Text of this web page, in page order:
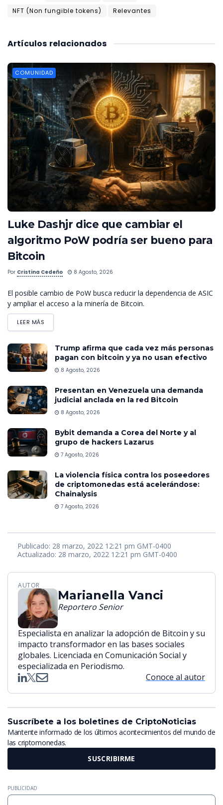
NFT (Non fungible tokens) Relevantes
relacionados
Artículos
COMUNIDAD
Luke Dashjr dice que cambiar el
algoritmo PoW podría ser bueno para
Bitcoin
Por Cristina Cedeño 8 Agosto, 2026
El posible cambio de PoW busca reducir la dependencia de ASIC
y ampliar el acceso a la minería de Bitcoin.
LEER MÁS
Trump afirma que cada vez más personas
pagan con bitcoin y ya no usan efectivo
8 Agosto, 2026
Presentan en Venezuela una demanda
judicial anclada en la red Bitcoin
8 Agosto, 2026
Bybit demanda a Corea del Norte y al
grupo de hackers Lazarus
7 Agosto, 2026
La violencia física contra los poseedores
de criptomonedas está acelerándose:
Chainalysis
7 Agosto, 2026
Publicado: 28 marzo, 2022 12:21 pm GMT-0400
Actualizado: 28 marzo, 2022 12:21 pm GMT-0400
AUTOR
Marianella Vanci
Reportero Senior
Especialista en analizar la adopción de Bitcoin y su
impacto transformador en las bases sociales
globales. Licenciada en Comunicación Social y
especializada en Periodismo.
Conoce al autor
Suscríbete a los boletines de CriptoNoticias
Mantente informado de los últimos acontecimientos del mundo de
las criptomonedas.
SUSCRIBIRME
PUBLICIDAD